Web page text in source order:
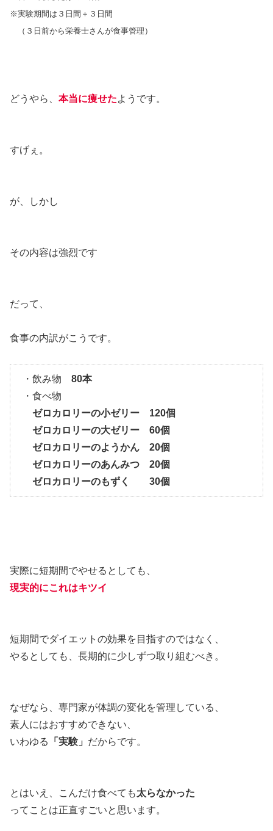
※実験期間は３日間＋３日間
（３日前から栄養士さんが食事管理）
どうやら、 本当に痩せたようです。
すげぇ。
が、しかし
その内容は強烈です
だって、
食事の内訳がこうです。
・飲み物 80本
・食べ物
ゼロカロリーの小ゼリー 120個
ゼロカロリーの大ゼリー 60個
ゼロカロリーのようかん 20個
ゼロカロリーのあんみつ 20個
ゼロカロリーのもずく 30個
実際に短期間でやせるとしても、
現実的にこれはキツイ
短期間でダイエットの効果を目指すのではなく、
やるとしても、長期的に少しずつ取り組むべき。
なぜなら、専門家が体調の変化を管理している、
素人にはおすすめできない、
いわゆる
「実験」 だからです。
とはいえ、こんだけ食べても太らなかった
ってことは正直すごいと思います。